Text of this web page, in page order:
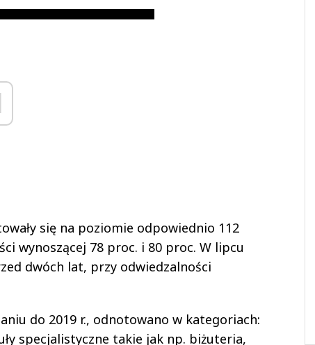
się na poziomie odpowiednio 112
wynoszącej 78 proc. i 80 proc. W lipcu
dwóch lat, przy odwiedzalności
do 2019 r., odnotowano w kategoriach:
specjalistyczne takie jak np. biżuteria,